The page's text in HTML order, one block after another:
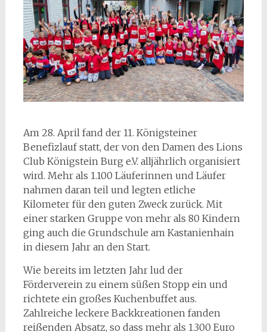
Am 28. April fand der 11. Königsteiner
Benefizlauf statt, der von den Damen des Lions
Club Königstein Burg e.V. alljährlich organisiert
wird. Mehr als 1.100 Läuferinnen und Läufer
nahmen daran teil und legten etliche
Kilometer für den guten Zweck zurück. Mit
einer starken Gruppe von mehr als 80 Kindern
ging auch die Grundschule am Kastanienhain
in diesem Jahr an den Start.
Wie bereits im letzten Jahr lud der
Förderverein zu einem süßen Stopp ein und
richtete ein großes Kuchenbuffet aus.
Zahlreiche leckere Backkreationen fanden
reißenden Absatz, so dass mehr als 1.300 Euro